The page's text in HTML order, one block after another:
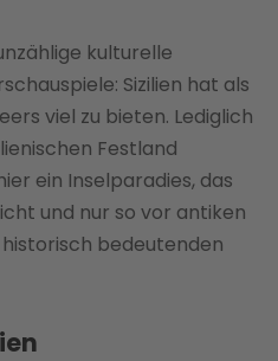
kulturelle
Sizilien hat als
viel zu bieten. Lediglich
Festland
ein Inselparadies, das
und nur so vor antiken
bedeutenden